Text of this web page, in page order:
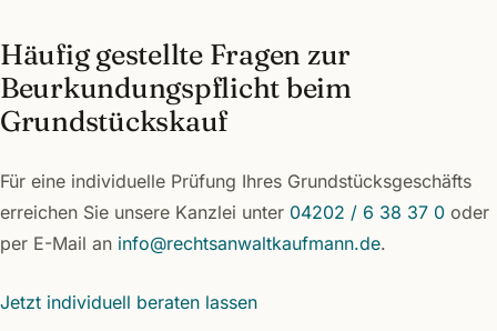
Häufig gestellte Fragen zur
Beurkundungspflicht beim
Grundstückskauf
Für eine individuelle Prüfung Ihres Grundstücksgeschäfts
erreichen Sie unsere Kanzlei unter 04202 / 6 38 37 0 oder
per E-Mail an info@rechtsanwaltkaufmann.de.
Jetzt individuell beraten lassen